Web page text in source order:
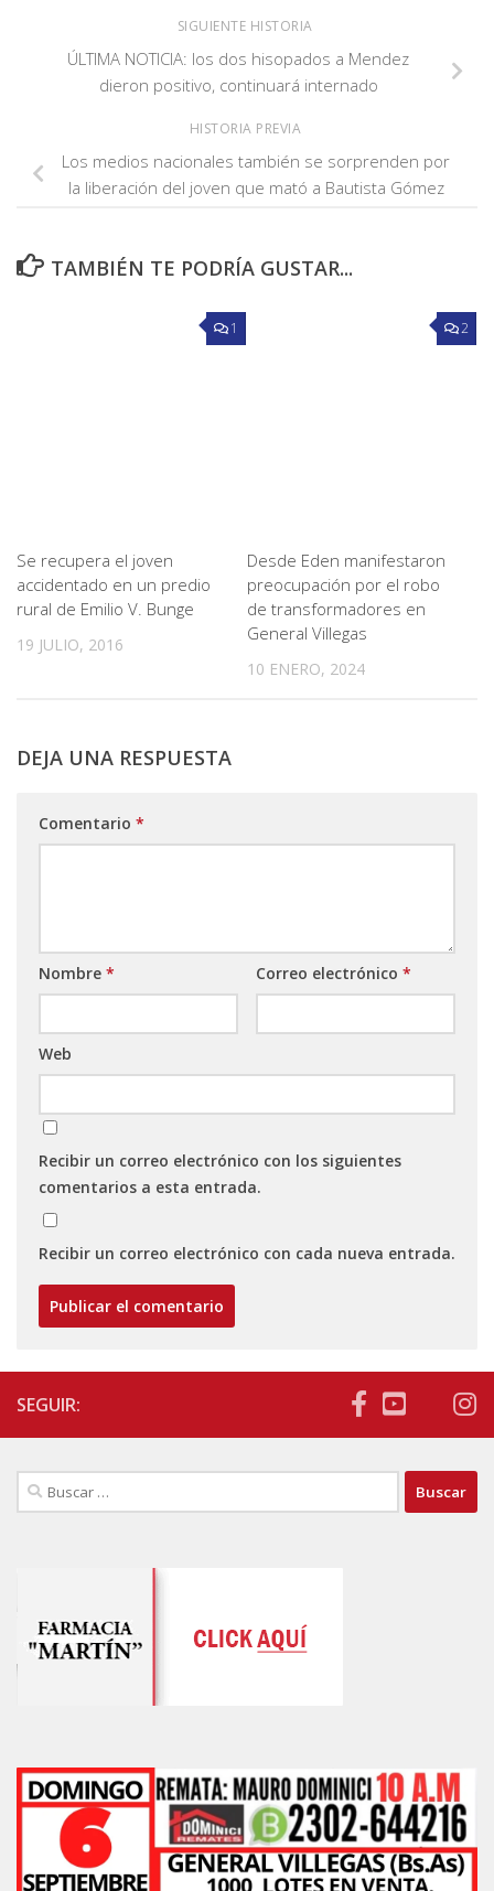
SIGUIENTE HISTORIA
ÚLTIMA NOTICIA: los dos hisopados a Mendez
dieron positivo, continuará internado
HISTORIA PREVIA
Los medios nacionales también se sorprenden por
la liberación del joven que mató a Bautista Gómez
TAMBIÉN TE PODRÍA GUSTAR...
1
Se recupera el joven
accidentado en un predio
rural de Emilio V. Bunge
19 JULIO, 2016
2
Desde Eden manifestaron
preocupación por el robo
de transformadores en
General Villegas
10 ENERO, 2024
DEJA UNA RESPUESTA
Comentario *
Nombre * Correo electrónico *
Web
Recibir un correo electrónico con los siguientes
comentarios a esta entrada.
Recibir un correo electrónico con cada nueva entrada.
SEGUIR:
Buscar: